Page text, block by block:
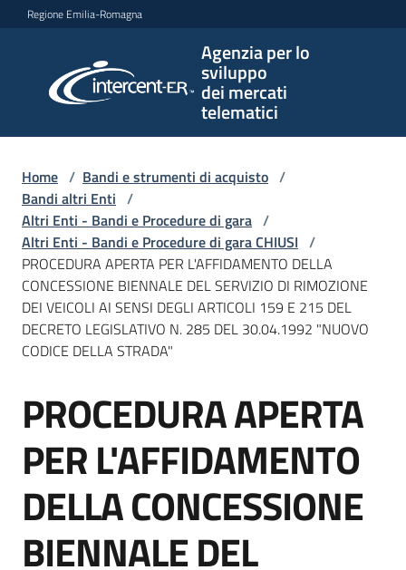
Vai al contenuto
Vai alla navigazione
Vai al footer
Regione Emilia-Romagna
Agenzia per lo
sviluppo
dei mercati
telematici
per lo
sviluppo
telematici
L'Agenzia
Bandi
e
di
acquisto
Supporto
Piattaforme
Home / Bandi e strumenti di acquisto /
Bandi altri Enti /
Altri Enti - Bandi e Procedure di gara /
Altri Enti - Bandi e Procedure di gara CHIUSI /
PROCEDURA APERTA PER L'AFFIDAMENTO DELLA
CONCESSIONE BIENNALE DEL SERVIZIO DI RIMOZIONE
DEI VEICOLI AI SENSI DEGLI ARTICOLI 159 E 215 DEL
DECRETO LEGISLATIVO N. 285 DEL 30.04.1992 "NUOVO
CODICE DELLA STRADA"
Salta al contenuto
PROCEDURA APERTA
PER L'AFFIDAMENTO
DELLA CONCESSIONE
BIENNALE DEL